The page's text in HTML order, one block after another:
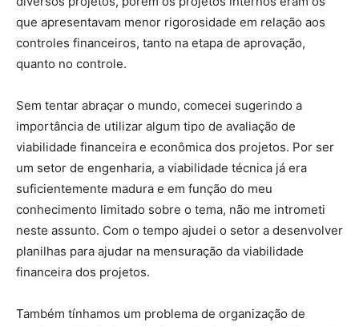
que apresentavam menor rigorosidade em relação aos
controles financeiros, tanto na etapa de aprovação,
quanto no controle.
Sem tentar abraçar o mundo, comecei sugerindo a
importância de utilizar algum tipo de avaliação de
viabilidade financeira e econômica dos projetos. Por ser
um setor de engenharia, a viabilidade técnica já era
suficientemente madura e em função do meu
conhecimento limitado sobre o tema, não me intrometi
neste assunto. Com o tempo ajudei o setor a desenvolver
planilhas para ajudar na mensuração da viabilidade
financeira dos projetos.
Também tínhamos um problema de organização de